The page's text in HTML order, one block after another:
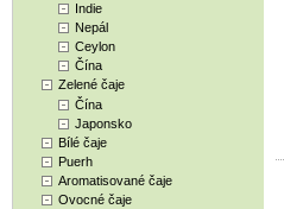
Indie
Nepál
Ceylon
Čína
Zelené čaje
Čína
Japonsko
Bílé čaje
Puerh
Aromatisované čaje
Ovocné čaje